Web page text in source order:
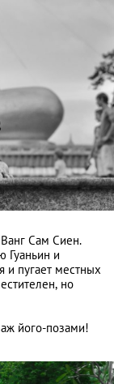
Сам Сиен.
Гуаньин и
и пугает местных
но
його-позами!